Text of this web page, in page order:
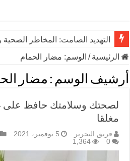
التهديد الصامت: المخاطر الصحية
الرئيسية/ الوسم: مضار الحمام
أرشيف الوسم : مضار
لصحتك وسلامتك حافظ على
مغلقا
فريق التحرير 5 نوفمبر، 2021
0
1,364